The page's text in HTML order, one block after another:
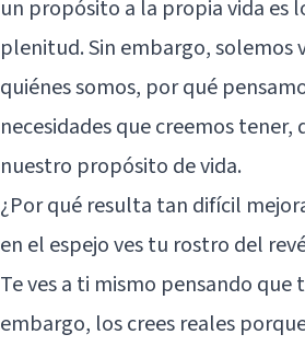
un propósito a la propia vida es
plenitud. Sin embargo, solemos
quiénes somos, por qué
necesidades que creemos
nuestro propósito de vida.
¿Por qué resulta tan difícil
en el espejo ves tu rostro del
Te ves a ti mismo pensando que
embargo, los crees reales